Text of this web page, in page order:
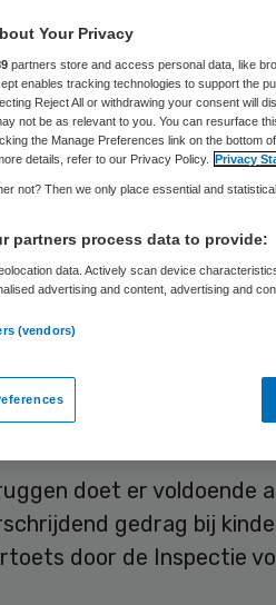
de
Skipr Redactie
doet er voldoende
gedrag bij
door de Inspectie
Your Privacy
partners store and access personal data, like
enables tracking technologies to support the
Reject All or withdrawing your consent will
not be as relevant to you. You can resurface
the Manage Preferences link on the bottom
details, refer to our Privacy Policy. Privacy
not? Then we only place essential and
partners process data to provide:
data. Actively scan device
advertising and content, advertising and
(vendors)